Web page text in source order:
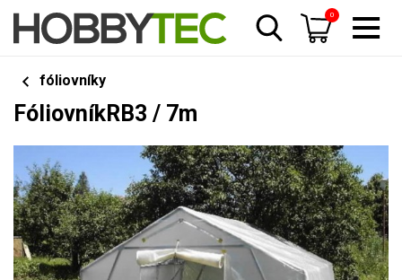
0
fóliovníky
FóliovníkRB3 / 7m